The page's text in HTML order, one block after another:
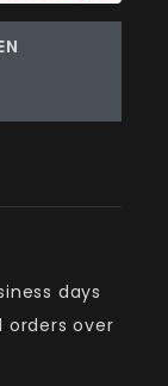
days
orders over